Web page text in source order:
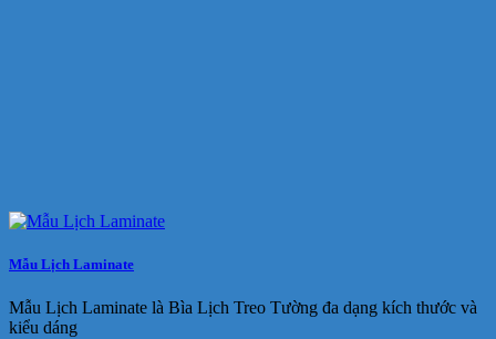
Mẫu Lịch Laminate
Mẫu Lịch Laminate là Bìa Lịch Treo Tường đa dạng kích thước và
kiểu dáng